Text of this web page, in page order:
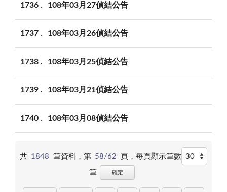
1736 108年03月27偵結公告
1737 108年03月26偵結公告
1738 108年03月25偵結公告
1739 108年03月21偵結公告
1740 108年03月08偵結公告
共 1848 筆資料，第 58/62 頁， 每頁顯示筆數
筆 確定